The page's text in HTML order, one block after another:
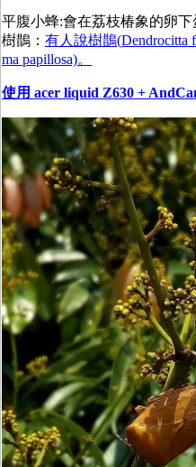
平腹小蜂:會在荔枝椿象的卵下
樹鵲： 有人說樹鵲(Dendrocitta
ma papillosa)。
使用 acer liquid Z630 +